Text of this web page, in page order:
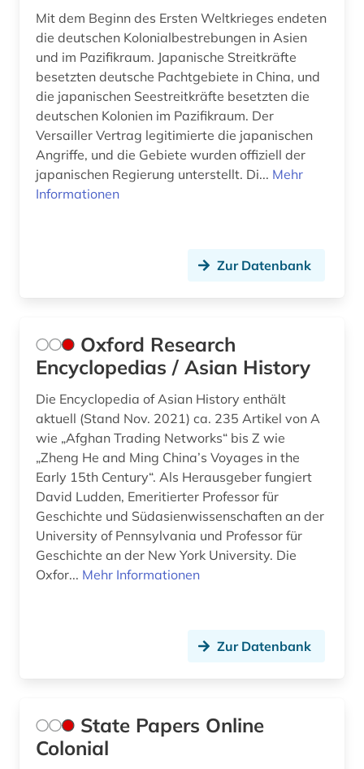
Mit dem Beginn des Ersten Weltkrieges endeten
die deutschen Kolonialbestrebungen in Asien
und im Pazifikraum. Japanische Streitkräfte
besetzten deutsche Pachtgebiete in China, und
die japanischen Seestreitkräfte besetzten die
deutschen Kolonien im Pazifikraum. Der
Versailler Vertrag legitimierte die japanischen
Angriffe, und die Gebiete wurden offiziell der
japanischen Regierung unterstellt. Di... Mehr
Informationen
Zur Datenbank
Oxford Research
Encyclopedias / Asian History
Die Encyclopedia of Asian History enthält
aktuell (Stand Nov. 2021) ca. 235 Artikel von A
wie „Afghan Trading Networks“ bis Z wie
„Zheng He and Ming China’s Voyages in the
Early 15th Century“. Als Herausgeber fungiert
David Ludden, Emeritierter Professor für
Geschichte und Südasienwissenschaften an der
University of Pennsylvania und Professor für
Geschichte an der New York University. Die
Oxfor... Mehr Informationen
Zur Datenbank
State Papers Online
Colonial